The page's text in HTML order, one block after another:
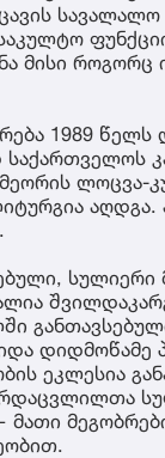
სავალალო
მისი როგორც
1989 წელს
ლოცვა-
სულიერი
დიდმოწამე
ეკლესია